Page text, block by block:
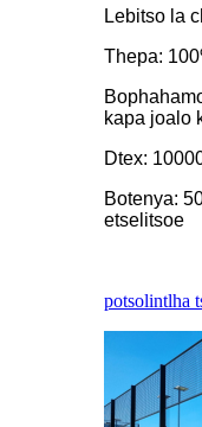
Lebitso la
Thepa:
kapa joalo
Dtex:
Botenya:
etselitsoe
potsolintlha